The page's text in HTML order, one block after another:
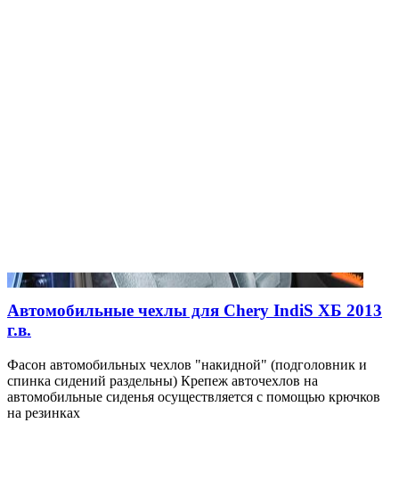
Автомобильные чехлы для Chery IndiS ХБ 2013
г.в.
Фасон автомобильных чехлов "накидной" (подголовник и
спинка сидений раздельны) Крепеж авточехлов на
автомобильные сиденья осуществляется с помощью крючков
на резинках